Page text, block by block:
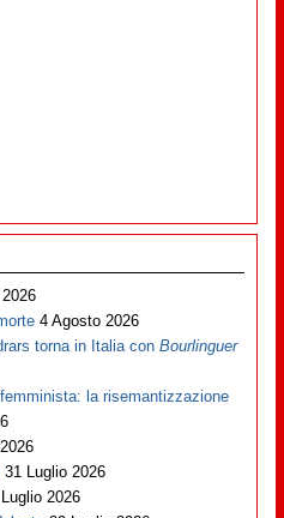
4 Agosto 2026
torna in Italia conBourlinguer
la risemantizzazione
31 Luglio 2026
2026